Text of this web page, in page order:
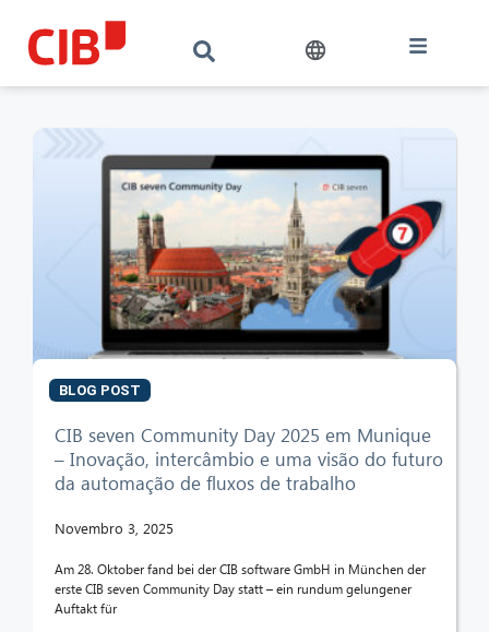
BLOG POST
CIB seven Community Day 2025 em Munique
– Inovação, intercâmbio e uma visão do futuro
da automação de fluxos de trabalho
Novembro 3, 2025
Am 28. Oktober fand bei der CIB software GmbH in München der
erste CIB seven Community Day statt – ein rundum gelungener
Auftakt für
Olá! O que posso fazer por si?